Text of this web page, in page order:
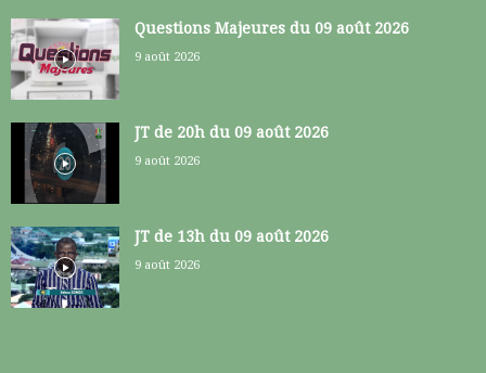
Questions Majeures du 09 août 2026
9 août 2026
JT de 20h du 09 août 2026
9 août 2026
JT de 13h du 09 août 2026
9 août 2026